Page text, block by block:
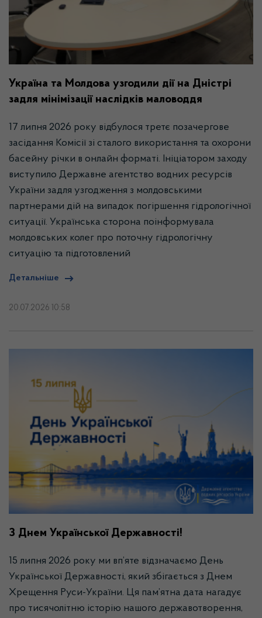
20.07.2026 10:58
Україна та Молдова узгодили дії на Дністрі
задля мінімізації наслідків маловоддя
17 липня 2026 року відбулося третє позачергове
засідання Комісії зі сталого використання та охорони
басейну річки в онлайн форматі. Ініціатором заходу
виступило Державне агентство водних ресурсів
України задля узгодження з молдовськими
партнерами дій на випадок погіршення гідрологічної
ситуації. Українська сторона поінформувала
молдовських колег про поточну гідрологічну
ситуацію та підготовлений
Детальніше
З Днем Української Державності!
15 липня 2026 року ми вп’яте відзначаємо День
Української Державності, який збігається з Днем
Хрещення Руси-України. Ця пам’ятна дата нагадує
про тисячолітню історію нашого державотворення,